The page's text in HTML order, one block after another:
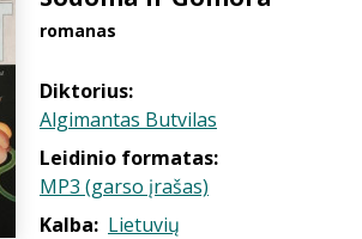
romanas
Diktorius:
Algimantas Butvilas
Leidinio formatas:
MP3 (garso įrašas)
Kalba: Lietuvių